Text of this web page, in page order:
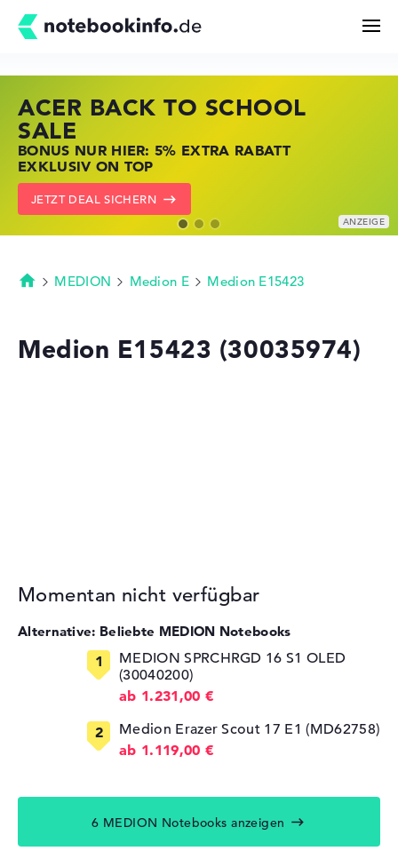
Kaufberatung
Technik & Wissen
Deals
ACER BACK TO SCHOOL
SALE
BONUS NUR HIER: 5% EXTRA RABATT
EXKLUSIV ON TOP
JETZT DEAL SICHERN
HP STORE SSV DEALS
JETZT ZUGREIFEN: NOTEBOOKS BEI HP
KRÄFTIG REDUZIERT
ZU DEN HP ANGEBOTEN
LENOVO LAPTOP DEALS
NOTEBOOKS BEI LENOVO JETZT
KRÄFTIG REDUZIERT
LENOVO DEALS ZEIGEN
Startseite
MEDION Medion E Medion E15423
Medion E15423 (30035974)
Momentan nicht verfügbar
Alternative: Beliebte MEDION Notebooks
MEDION SPRCHRGD 16 S1 OLED
(30040200)
ab 1.231,00 €
Medion Erazer Scout 17 E1 (MD62758)
ab 1.119,00 €
6 MEDION Notebooks anzeigen